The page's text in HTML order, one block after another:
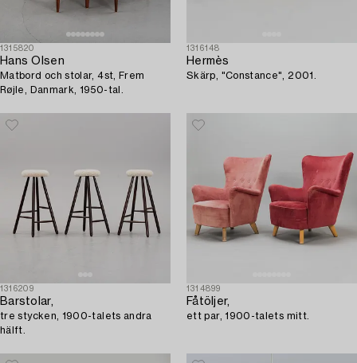
1315820
Hans Olsen
Matbord och stolar, 4st, Frem
Røjle, Danmark, 1950-tal.
1316148
Hermès
Skärp, "Constance", 2001.
1316209
Barstolar,
tre stycken, 1900-talets andra
hälft.
1314899
Fåtöljer,
ett par, 1900-talets mitt.